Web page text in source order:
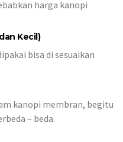
harga kanopi
Kecil)
bisa di sesuaikan
kanopi membran, begitu
– beda.